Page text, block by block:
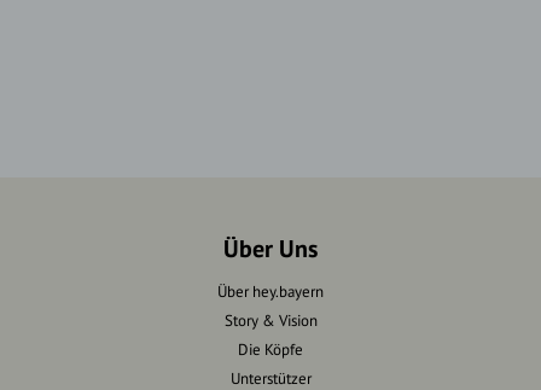
Über Uns
Über hey.bayern
Story & Vision
Die Köpfe
Unterstützer